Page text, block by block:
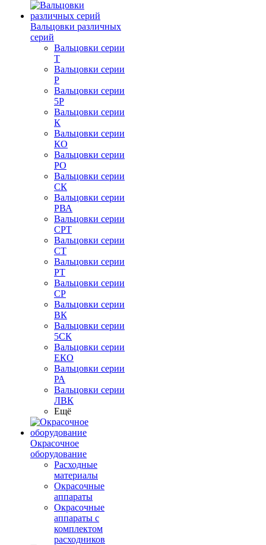
Вальцовки различных
серий
Вальцовки серии
Т
Вальцовки серии
Р
Вальцовки серии
5Р
Вальцовки серии
К
Вальцовки серии
КО
Вальцовки серии
РО
Вальцовки серии
СК
Вальцовки серии
РВА
Вальцовки серии
СРТ
Вальцовки серии
СТ
Вальцовки серии
РТ
Вальцовки серии
СР
Вальцовки серии
ВК
Вальцовки серии
5СК
Вальцовки серии
ЕКО
Вальцовки серии
РА
Вальцовки серии
ЛВК
Ещё
Окрасочное
оборудование
Расходные
материалы
Окрасочные
аппараты
Окрасочные
аппараты с
комплектом
расходников